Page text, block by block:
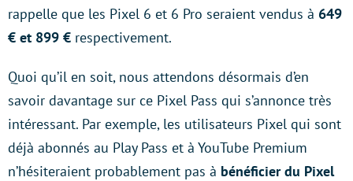
rappelle que les Pixel 6 et 6 Pro seraient vendus à 649
€ et 899 € respectivement.
Quoi qu’il en soit, nous attendons désormais d’en
savoir davantage sur ce Pixel Pass qui s’annonce très
intéressant. Par exemple, les utilisateurs Pixel qui sont
déjà abonnés au Play Pass et à YouTube Premium
n’hésiteraient probablement pas à bénéficier du Pixel